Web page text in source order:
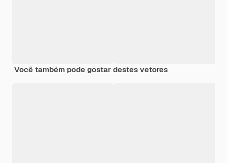
Você também pode gostar destes vetores